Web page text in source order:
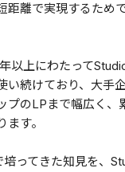
距離で実現するため
以上にわたって
い続けており、大手
プのLPまで幅広く、
す。
ってきた知見を、